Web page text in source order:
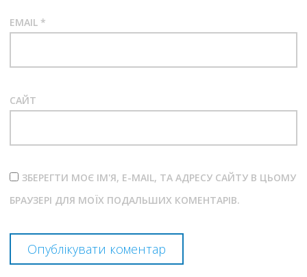
EMAIL *
САЙТ
ЗБЕРЕГТИ МОЄ ІМ'Я, E-MAIL, ТА АДРЕСУ САЙТУ В ЦЬОМУ
БРАУЗЕРІ ДЛЯ МОЇХ ПОДАЛЬШИХ КОМЕНТАРІВ.